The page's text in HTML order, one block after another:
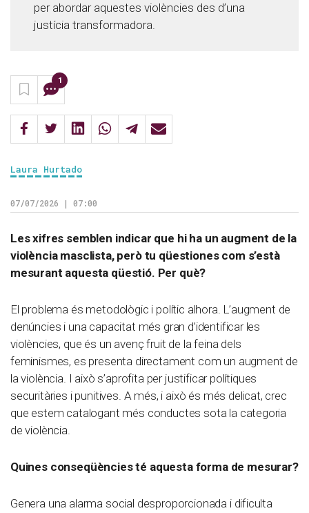
per abordar aquestes violències des d’una
justícia transformadora.
1
Laura Hurtado
07/07/2026 | 07:00
Les xifres semblen indicar que hi ha un augment de la
violència masclista, però tu qüestiones com s’està
mesurant aquesta qüestió. Per què?
El problema és metodològic i polític alhora. L’augment de
denúncies i una capacitat més gran d’identificar les
violències, que és un avenç fruit de la feina dels
feminismes, es presenta directament com un augment de
la violència. I això s’aprofita per justificar polítiques
securitàries i punitives. A més, i això és més delicat, crec
que estem catalogant més conductes sota la categoria
de violència.
Quines conseqüències té aquesta forma de mesurar?
Genera una alarma social desproporcionada i dificulta